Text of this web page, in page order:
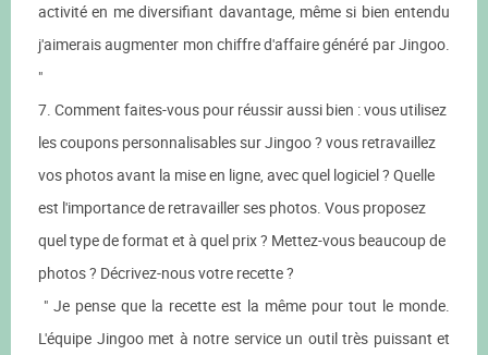
activité en me diversifiant davantage, même si bien entendu
j'aimerais augmenter mon chiffre d'affaire généré par Jingoo.
"
7. Comment faites-vous pour réussir aussi bien : vous utilisez
les coupons personnalisables sur Jingoo ? vous retravaillez
vos photos avant la mise en ligne, avec quel logiciel ? Quelle
est l'importance de retravailler ses photos. Vous proposez
quel type de format et à quel prix ? Mettez-vous beaucoup de
photos ? Décrivez-nous votre recette ?
" Je pense que la recette est la même pour tout le monde.
L'équipe Jingoo met à notre service un outil très puissant et